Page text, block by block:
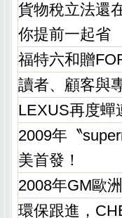
貨物稅立法還
你提前一起省
福特六和贈
讀者、顧客與
LEXUS再度蟬
2009年〝
美首發！
2008年GM歐
環保跟進，